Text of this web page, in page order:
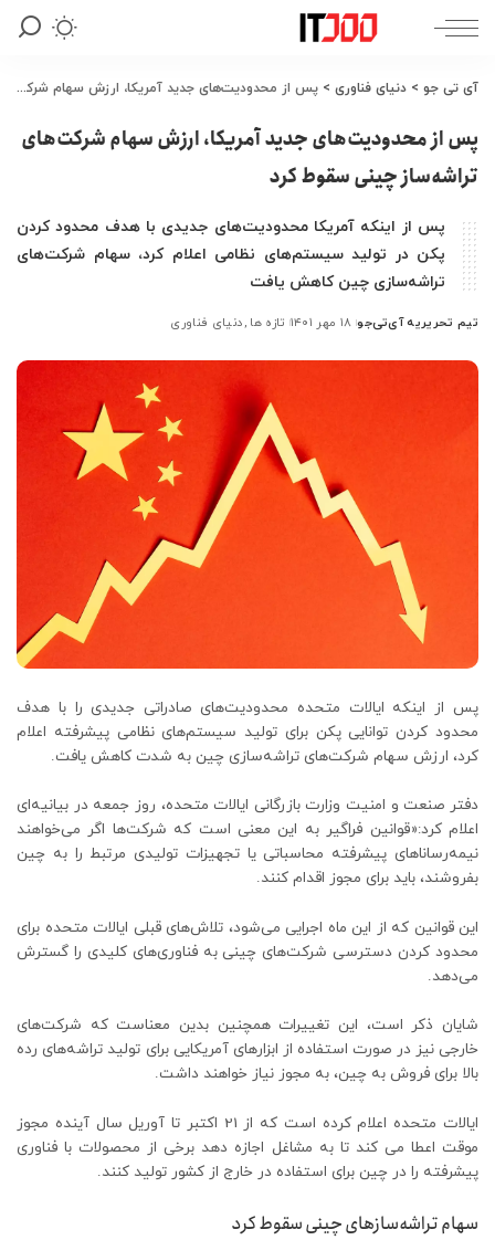
آی تی جو > دنیای فناوری > پس از محدودیت‌های جدید آمریکا، ارزش سهام شرکت‌های تراشه‌ساز چینی سقوط کرد
پس از محدودیت‌های جدید آمریکا، ارزش سهام شرکت‌های
تراشه‌ساز چینی سقوط کرد
پس از اینکه آمریکا محدودیت‌های جدیدی با هدف محدود کردن
پکن در تولید سیستم‌های نظامی اعلام کرد، سهام شرکت‌های
تراشه‌سازی چین کاهش یافت
ارسال
توسط
تیم تحریریه آی‌تی‌جو ۱۸ مهر ۱۴۰۱ تازه ها دنیای فناوری
پس از اینکه ایالات متحده محدودیت‌های صادراتی جدیدی را با هدف
محدود کردن توانایی پکن برای تولید سیستم‌های نظامی پیشرفته اعلام
کرد، ارزش سهام شرکت‌های تراشه‌سازی چین به شدت کاهش یافت.
دفتر صنعت و امنیت وزارت بازرگانی ایالات متحده، روز جمعه در بیانیه‌ای
اعلام کرد:«قوانین فراگیر به این معنی است که شرکت‌ها اگر می‌خواهند
نیمه‌رساناهای پیشرفته محاسباتی یا تجهیزات تولیدی مرتبط را به چین
بفروشند، باید برای مجوز اقدام کنند.
این قوانین که از این ماه اجرایی می‌شود، تلاش‌های قبلی ایالات متحده برای
محدود کردن دسترسی شرکت‌های چینی به فناوری‌های کلیدی را گسترش
می‌دهد.
شایان ذکر است، این تغییرات همچنین بدین معناست که شرکت‌های
خارجی نیز در صورت استفاده از ابزارهای آمریکایی برای تولید تراشه‌های رده
بالا برای فروش به چین، به مجوز نیاز خواهند داشت.
ایالات متحده اعلام کرده است که از 21 اکتبر تا آوریل سال آینده مجوز
موقت اعطا می کند تا به مشاغل اجازه دهد برخی از محصولات با فناوری
پیشرفته را در چین برای استفاده در خارج از کشور تولید کنند.
سهام تراشه‌سازهای چینی سقوط کرد